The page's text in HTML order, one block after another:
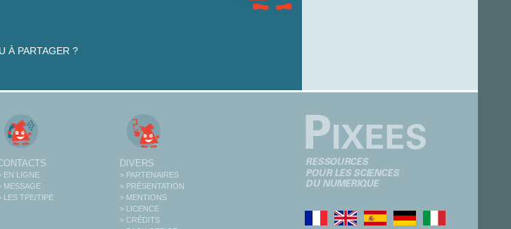
À PARTAGER ?
EN LIGNE
MESSAGE
LES TPE/TIPE
DIVERS
> PARTENAIRES
> PRÉSENTATION
> MENTIONS
> LICENCE
> CRÉDITS